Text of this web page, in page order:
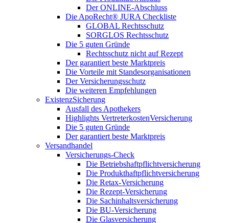
Der ONLINE-Abschluss
Die ApoRecht® JURA Checkliste
GLOBAL Rechtsschutz
SORGLOS Rechtsschutz
Die 5 guten Gründe
Rechtsschutz nicht auf Rezept
Der garantiert beste Marktpreis
Die Vorteile mit Standesorganisationen
Der Versicherungsschutz
Die weiteren Empfehlungen
ExistenzSicherung
Ausfall des Apothekers
Highlights VertreterkostenVersicherung
Die 5 guten Gründe
Der garantiert beste Marktpreis
Versandhandel
Versicherungs-Check
Die Betriebshaftpflichtversicherung
Die Produkthaftpflichtversicherung
Die Retax-Versicherung
Die Rezept-Versicherung
Die Sachinhaltsversicherung
Die BU-Versicherung
Die Glasversicherung